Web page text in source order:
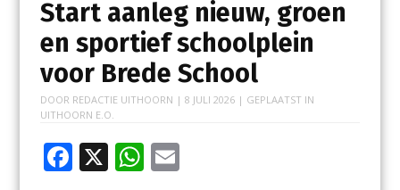
Start aanleg nieuw, groen
en sportief schoolplein
voor Brede School
DOOR REDACTIE UITHOORN | 8 JULI 2026| GEPLAATST IN
UITHOORN E.O.
F X W E